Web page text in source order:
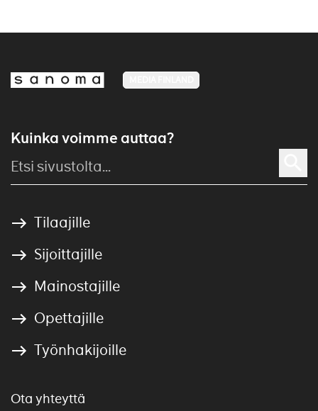
Kuinka voimme auttaa?
Tilaajille
Sijoittajille
Mainostajille
Opettajille
Työnhakijoille
Ota yhteyttä